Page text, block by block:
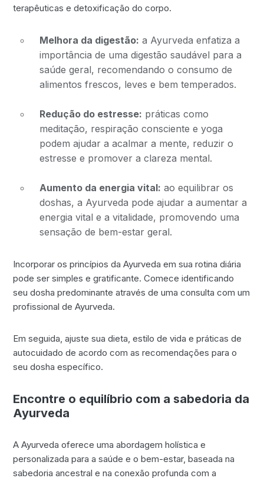
terapêuticas e detoxificação do corpo.
Melhora da digestão: a Ayurveda enfatiza a
importância de uma digestão saudável para a
saúde geral, recomendando o consumo de
alimentos frescos, leves e bem temperados.
Redução do estresse: práticas como
meditação, respiração consciente e yoga
podem ajudar a acalmar a mente, reduzir o
estresse e promover a clareza mental.
Aumento da energia vital: ao equilibrar os
doshas, a Ayurveda pode ajudar a aumentar a
energia vital e a vitalidade, promovendo uma
sensação de bem-estar geral.
Incorporar os princípios da Ayurveda em sua rotina diária
pode ser simples e gratificante. Comece identificando
seu dosha predominante através de uma consulta com um
profissional de Ayurveda.
Em seguida, ajuste sua dieta, estilo de vida e práticas de
autocuidado de acordo com as recomendações para o
seu dosha específico.
Encontre o equilíbrio com a sabedoria da
Ayurveda
A Ayurveda oferece uma abordagem holística e
personalizada para a saúde e o bem-estar, baseada na
sabedoria ancestral e na conexão profunda com a